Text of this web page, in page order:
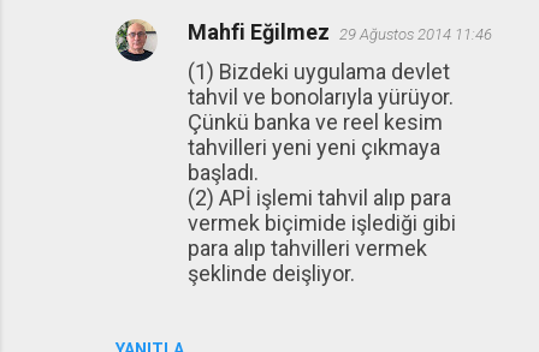
Mahfi Eğilmez 29 Ağustos 2014 11:46
(1) Bizdeki uygulama devlet
tahvil ve bonolarıyla yürüyor.
Çünkü banka ve reel kesim
tahvilleri yeni yeni çıkmaya
başladı.
(2) APİ işlemi tahvil alıp para
vermek biçimide işlediği gibi
para alıp tahvilleri vermek
şeklinde deişliyor.